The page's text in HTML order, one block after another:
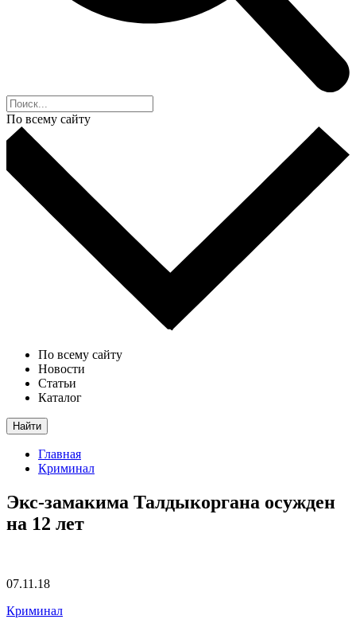
По всему сайту
По всему сайту
Новости
Статьи
Каталог
Найти
Главная
Криминал
Экс-замакима Талдыкоргана осужден
на 12 лет
07.11.18
Криминал